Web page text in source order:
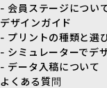
- 会員ステージについ
デザインガイド
- プリントの種類と選
- シミュレーターでデ
- データ入稿について
よくある質問